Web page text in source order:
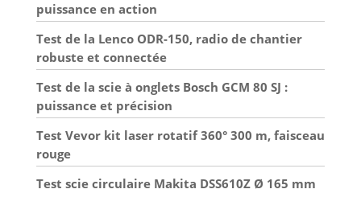
puissance en action
Test de la Lenco ODR-150, radio de chantier
robuste et connectée
Test de la scie à onglets Bosch GCM 80 SJ :
puissance et précision
Test Vevor kit laser rotatif 360° 300 m, faisceau
rouge
Test scie circulaire Makita DSS610Z Ø 165 mm